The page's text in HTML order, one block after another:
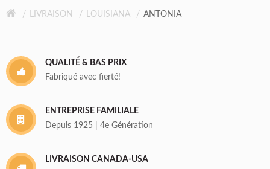
LIVRAISON LOUISIANA ANTONIA
QUALITÉ & BAS PRIX
Fabriqué avec fierté!
ENTREPRISE FAMILIALE
Depuis 1925 | 4e Génération
LIVRAISON CANADA-USA